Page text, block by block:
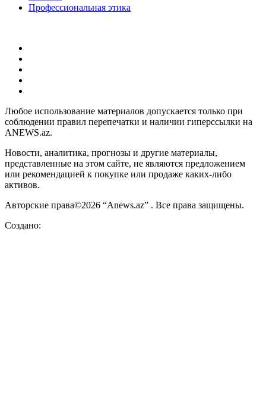
Профессиональная этика
Любое использование материалов допускается только при
соблюдении правил перепечатки и наличии гиперссылки на
ANEWS.az.
Новости, аналитика, прогнозы и другие материалы,
представленные на этом сайте, не являются предложением
или рекомендацией к покупке или продаже каких-либо
активов.
Авторские права©2026 “Anews.az” . Все права защищены.
Создано: